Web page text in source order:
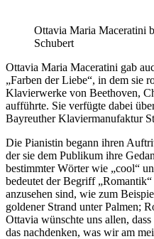
Ottavia Maria Maceratini
Schubert
Ottavia Maria Maceratini gab
„Farben der Liebe“, in dem sie
Klavierwerke von Beethoven,
aufführte. Sie verfügte dabei
Bayreuther Klaviermanufaktur
Die Pianistin begann ihren
der sie dem Publikum ihre
bestimmter Wörter wie „cool“
bedeutet der Begriff
anzusehen sind, wie zum
goldener Strand unter Palmen;
Ottavia wünschte uns allen,
das nachdenken, was wir am